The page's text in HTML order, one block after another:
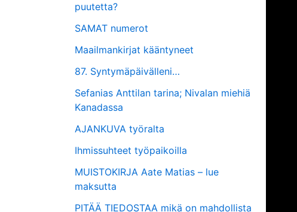
puutetta?
SAMAT numerot
Maailmankirjat kääntyneet
87. Syntymäpäivälleni…
Sefanias Anttilan tarina; Nivalan miehiä
Kanadassa
AJANKUVA työralta
Ihmissuhteet työpaikoilla
MUISTOKIRJA Aate Matias – lue
maksutta
PITÄÄ TIEDOSTAA mikä on mahdollista